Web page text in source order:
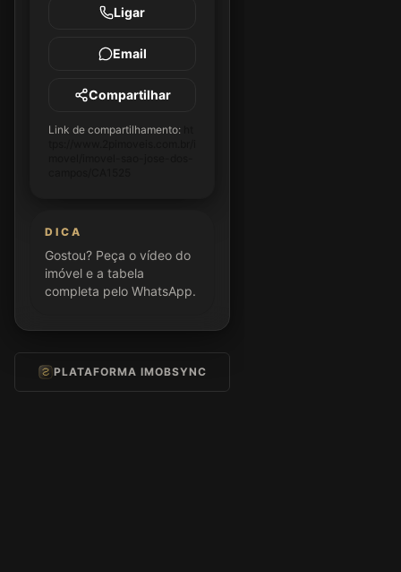
Ligar
Email
Compartilhar
Link de compartilhamento:
DICA
Gostou? Peça o vídeo do
imóvel e a tabela
completa pelo WhatsApp.
PLATAFORMA IMOBSYNC